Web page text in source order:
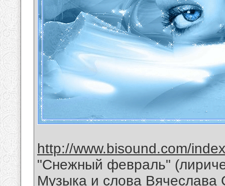
http://www.bisound.com/
"Снежный февраль"
Музыка и слова Вячеслава